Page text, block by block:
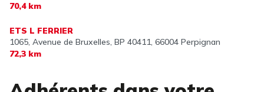
70,4 km
ETS L FERRIER
1065, Avenue de Bruxelles, BP 40411, 66004 Perpignan
72,3 km